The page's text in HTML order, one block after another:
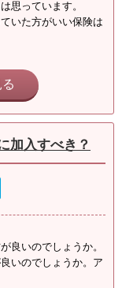
思っています。
いた方がいい保険は
加入すべき？
良いのでしょうか。
いのでしょうか。ア